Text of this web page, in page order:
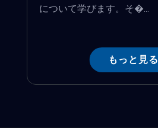
について学びます。そ�...
もっと見る